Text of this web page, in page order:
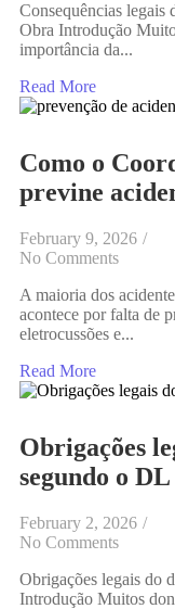
Consequências legais
Obra Introdução
importância da...
Read More
Como o
previne
February 9, 2026 /
No Comments
A maioria dos
acontece por falta de
eletrocussões e...
Read More
Obrigações
segundo o
February 2, 2026 /
No Comments
Obrigações legais do
Introdução Muitos